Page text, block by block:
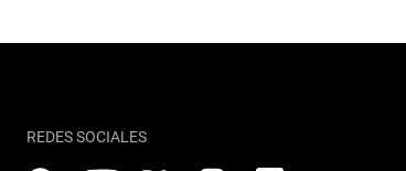
REDES SOCIALES